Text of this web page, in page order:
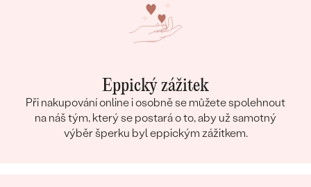
Eppický zážitek
Při nakupování online i osobně se můžete spolehnout
na náš tým, který se postará o to, aby už samotný
výběr šperku byl eppickým zážitkem.